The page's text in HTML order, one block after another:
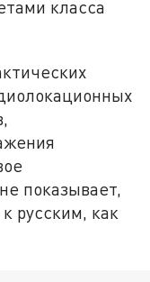
класса
показывает,
русским, как